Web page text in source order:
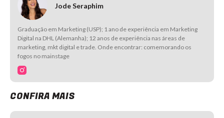
Jode Seraphim
Graduação em Marketing (USP); 1 ano de experiência em Marketing
Digital na DHL (Alemanha); 12 anos de experiência nas áreas de
marketing, mkt digital e trade. Onde encontrar: comemorando os
fogos no mainstage
CONFIRA MAIS